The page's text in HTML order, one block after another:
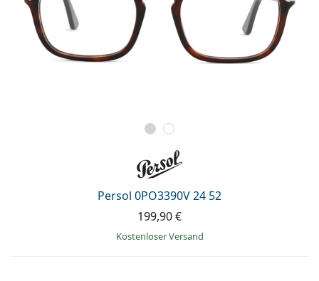
Persol 0PO3390V 24 52
199,90 €
Kostenloser Versand